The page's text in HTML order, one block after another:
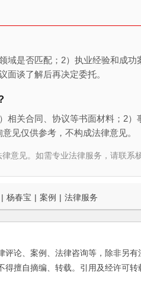
域是否匹配；2）执业经验和成
面谈了解后再决定委托。
相关合同、协议等书面材料；2
见仅供参考，不构成法律意见。
律意见。如需专业法律服务，请联
| 杨春宝 | 案例 | 法律服务
评论、案例、法律咨询等，除非另
得擅自摘编、转载。引用及经许可